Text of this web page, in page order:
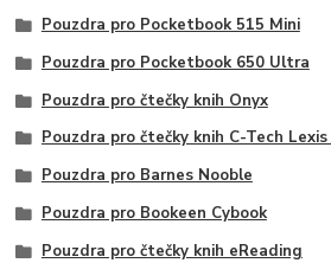
Pouzdra pro Pocketbook 515 Mini
Pouzdra pro Pocketbook 650 Ultra
Pouzdra pro čtečky knih Onyx
Pouzdra pro čtečky knih C-Tech Lexis
Pouzdra pro Barnes Nooble
Pouzdra pro Bookeen Cybook
Pouzdra pro čtečky knih eReading